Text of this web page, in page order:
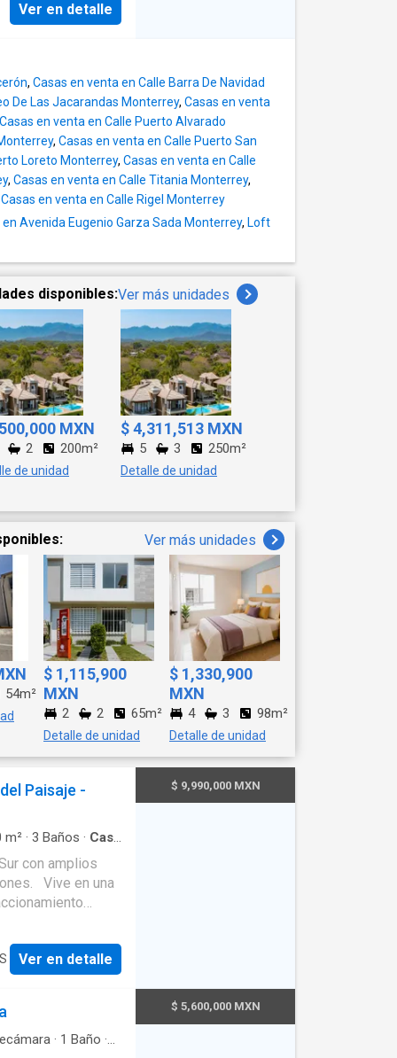
de
Ver en detalle
, Casas en venta en Calle Barra De Navidad
De Las Jacarandas Monterrey, Casas en venta
Casas en venta en Calle Puerto Alvarado
, Casas en venta en Calle Puerto San
Loreto Monterrey, Casas en venta en Calle
, Casas en venta en Calle Titania Monterrey,
Casas en venta en Calle Rigel Monterrey
Avenida Eugenio Garza Sada Monterrey, Loft
disponibles:Ver más unidades
MXN
2 200m²
de unidad
$ 4,311,513 MXN
5 3 250m²
Detalle de unidad
Ver más unidades
54m²
$ 1,115,900
MXN
2 2 65m²
Detalle de unidad
$ 1,330,900
MXN
4 3 98m²
Detalle de unidad
Paisaje -
m² · 3 Baños · Casa
integral·
con amplios
una
zona de gran
destaca
-Recibidor -
Ver en detalle
$ 9,990,000 MXN
· 1 Baño ·
$ 5,600,000 MXN